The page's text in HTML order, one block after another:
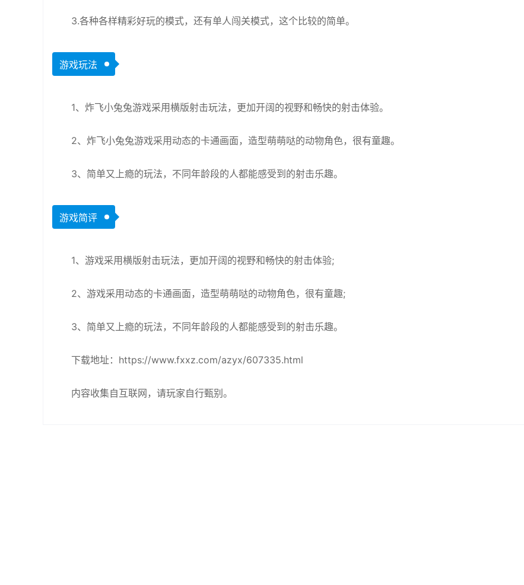
3.各种各样精彩好玩的模式，还有单人闯关模式，这个比较的简单。
游戏玩法
1、炸飞小兔兔游戏采用横版射击玩法，更加开阔的视野和畅快的射击体验。
2、炸飞小兔兔游戏采用动态的卡通画面，造型萌萌哒的动物角色，很有童趣。
3、简单又上瘾的玩法，不同年龄段的人都能感受到的射击乐趣。
游戏简评
1、游戏采用横版射击玩法，更加开阔的视野和畅快的射击体验;
2、游戏采用动态的卡通画面，造型萌萌哒的动物角色，很有童趣;
3、简单又上瘾的玩法，不同年龄段的人都能感受到的射击乐趣。
下载地址：https://www.fxxz.com/azyx/607335.html
内容收集自互联网，请玩家自行甄别。